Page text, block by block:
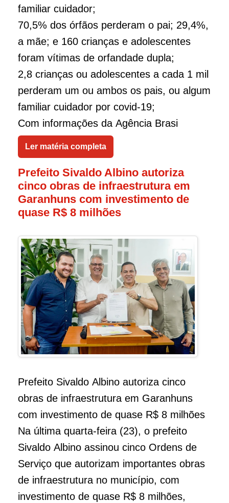
familiar cuidador;
70,5% dos órfãos perderam o pai; 29,4%,
a mãe; e 160 crianças e adolescentes
foram vítimas de orfandade dupla;
2,8 crianças ou adolescentes a cada 1 mil
perderam um ou ambos os pais, ou algum
familiar cuidador por covid-19;
Com informações da Agência Brasi
Ler matéria completa
Prefeito Sivaldo Albino autoriza
cinco obras de infraestrutura em
Garanhuns com investimento de
quase R$ 8 milhões
Prefeito Sivaldo Albino autoriza cinco
obras de infraestrutura em Garanhuns
com investimento de quase R$ 8 milhões
Na última quarta-feira (23), o prefeito
Sivaldo Albino assinou cinco Ordens de
Serviço que autorizam importantes obras
de infraestrutura no município, com
investimento de quase R$ 8 milhões,